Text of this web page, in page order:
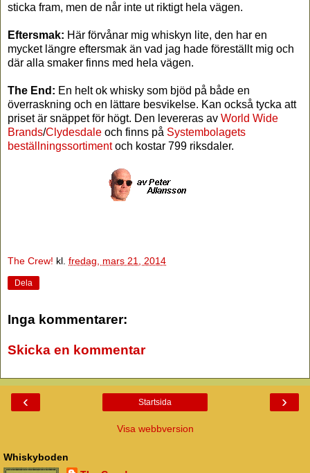
sticka fram, men de når inte ut riktigt hela vägen.
Eftersmak: Här förvånar mig whiskyn lite, den har en
mycket längre eftersmak än vad jag hade föreställt mig och
där alla smaker finns med hela vägen.
The End: En helt ok whisky som bjöd på både en
överraskning och en lättare besvikelse. Kan också tycka att
priset är snäppet för högt. Den levereras av World Wide
Brands/Clydesdale och finns på Systembolagets
beställningssortimentoch kostar 799 riksdaler.
The Crew! kl. fredag, mars 21, 2014
Dela
Inga kommentarer:
Skicka en kommentar
‹ ›
Startsida
Visa webbversion
Whiskyboden